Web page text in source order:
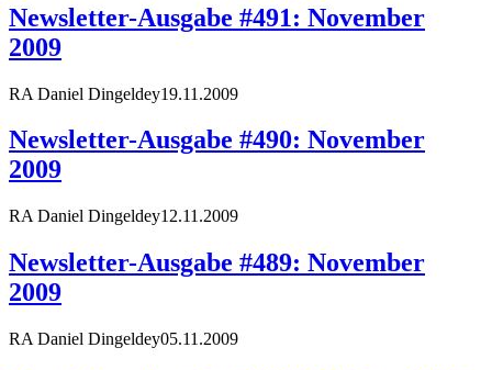
Newsletter-Ausgabe #491: November
2009
RA Daniel Dingeldey19.11.2009
Newsletter-Ausgabe #490: November
2009
RA Daniel Dingeldey12.11.2009
Newsletter-Ausgabe #489: November
2009
RA Daniel Dingeldey05.11.2009